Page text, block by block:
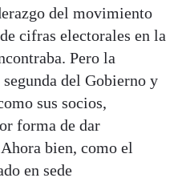
del movimiento
cifras electorales en la
Pero la
del Gobierno y
sus socios,
forma de dar
bien, como el
en sede